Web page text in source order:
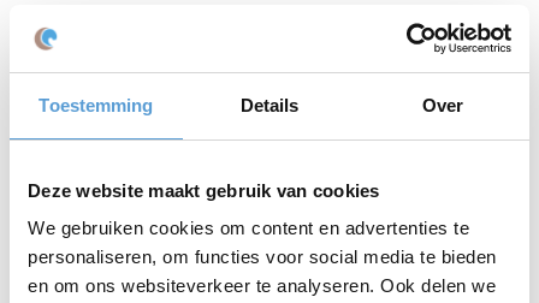
Toestemming Details Over
Deze website maakt gebruik van cookies
We gebruiken cookies om content en advertenties te
personaliseren, om functies voor social media te bieden
en om ons websiteverkeer te analyseren. Ook delen we
Lekkere gezonde
lunch in een tasje
Broodje gezond | Bruine
jonge kaas
bieslookmayo en gegrilde kip
Granenreepje en fruitlollie
Kisten met mandarijnen